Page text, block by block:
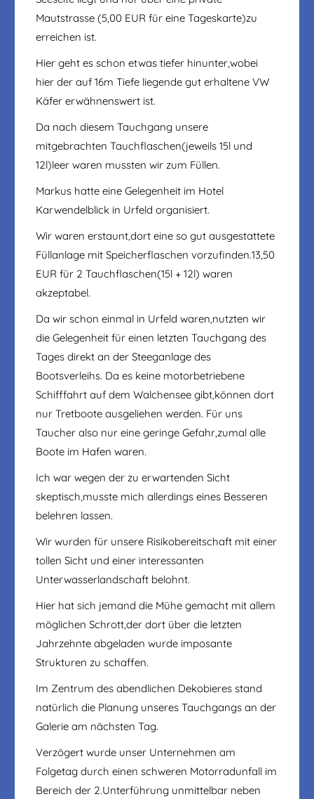
Mautstrasse (5,00 EUR für eine Tageskarte)zu
erreichen ist.
Hier geht es schon etwas tiefer hinunter,wobei
hier der auf 16m Tiefe liegende gut erhaltene VW
Käfer erwähnenswert ist.
Da nach diesem Tauchgang unsere
mitgebrachten Tauchflaschen(jeweils 15l und
12l)leer waren mussten wir zum Füllen.
Markus hatte eine Gelegenheit im Hotel
Karwendelblick in Urfeld organisiert.
Wir waren erstaunt,dort eine so gut ausgestattete
Füllanlage mit Speicherflaschen vorzufinden.13,50
EUR für 2 Tauchflaschen(15l + 12l) waren
akzeptabel.
Da wir schon einmal in Urfeld waren,nutzten wir
die Gelegenheit für einen letzten Tauchgang des
Tages direkt an der Steeganlage des
Bootsverleihs. Da es keine motorbetriebene
Schifffahrt auf dem Walchensee gibt,können dort
nur Tretboote ausgeliehen werden. Für uns
Taucher also nur eine geringe Gefahr,zumal alle
Boote im Hafen waren.
Ich war wegen der zu erwartenden Sicht
skeptisch,musste mich allerdings eines Besseren
belehren lassen.
Wir wurden für unsere Risikobereitschaft mit einer
tollen Sicht und einer interessanten
Unterwasserlandschaft belohnt.
Hier hat sich jemand die Mühe gemacht mit allem
möglichen Schrott,der dort über die letzten
Jahrzehnte abgeladen wurde imposante
Strukturen zu schaffen.
Im Zentrum des abendlichen Dekobieres stand
natürlich die Planung unseres Tauchgangs an der
Galerie am nächsten Tag.
Verzögert wurde unser Unternehmen am
Folgetag durch einen schweren Motorradunfall im
Bereich der 2.Unterführung unmittelbar neben